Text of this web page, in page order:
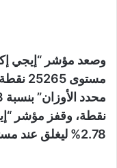
2.78% ليغلق عند مستوى 10757 نقطة.